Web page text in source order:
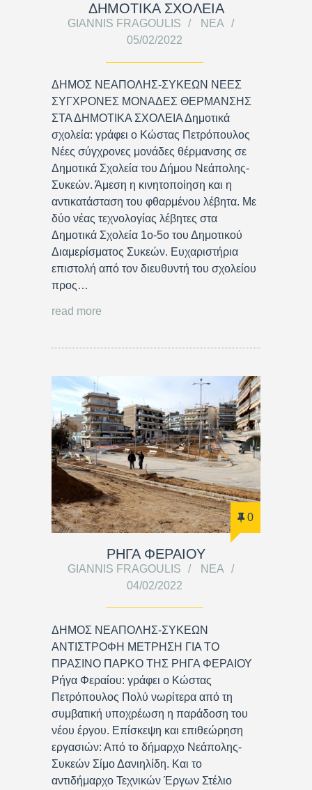
ΔΗΜΟΤΙΚΑ ΣΧΟΛΕΙΑ
GIANNIS FRAGOULIS
ΝΈΑ
05/02/2022
ΔΗΜΟΣ ΝΕΑΠΟΛΗΣ-ΣΥΚΕΩΝ ΝΕΕΣ
ΣΥΓΧΡΟΝΕΣ ΜΟΝΑΔΕΣ ΘΕΡΜΑΝΣΗΣ
ΣΤΑ ΔΗΜΟΤΙΚΑ ΣΧΟΛΕΙΑ Δημοτικά
σχολεία: γράφει ο Κώστας Πετρόπουλος
Νέες σύγχρονες μονάδες θέρμανσης σε
Δημοτικά Σχολεία του Δήμου Νεάπολης-
Συκεών. Άμεση η κινητοποίηση και η
αντικατάσταση του φθαρμένου λέβητα. Με
δύο νέας τεχνολογίας λέβητες στα
Δημοτικά Σχολεία 1ο-5ο του Δημοτικού
Διαμερίσματος Συκεών. Ευχαριστήρια
επιστολή από τον διευθυντή του σχολείου
προς…
read more
0
ΡΗΓΑ ΦΕΡΑΙΟΥ
GIANNIS FRAGOULIS
ΝΈΑ
04/02/2022
ΔΗΜΟΣ ΝΕΑΠΟΛΗΣ-ΣΥΚΕΩΝ
ΑΝΤΙΣΤΡΟΦΗ ΜΕΤΡΗΣΗ ΓΙΑ ΤΟ
ΠΡΑΣΙΝΟ ΠΑΡΚΟ ΤΗΣ ΡΗΓΑ ΦΕΡΑΙΟΥ
Ρήγα Φεραίου: γράφει ο Κώστας
Πετρόπουλος Πολύ νωρίτερα από τη
συμβατική υποχρέωση η παράδοση του
νέου έργου. Επίσκεψη και επιθεώρηση
εργασιών: Από το δήμαρχο Νεάπολης-
Συκεών Σίμο Δανιηλίδη. Και το
αντιδήμαρχο Τεχνικών Έργων Στέλιο